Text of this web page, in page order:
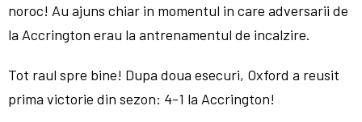
noroc! Au ajuns chiar in momentul in care adversarii de
la Accrington erau la antrenamentul de incalzire.
Tot raul spre bine! Dupa doua esecuri, Oxford a reusit
prima victorie din sezon: 4-1 la Accrington!